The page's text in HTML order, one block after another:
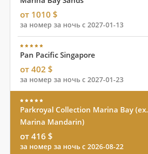
от 1010 $
за номер за ночь с 2027-01-13
Pan Pacific Singapore
от 402 $
за номер за ночь с 2027-01-23
Parkroyal Collection Marina Bay (ex.
Marina Mandarin)
от 416 $
за номер за ночь с 2026-08-22